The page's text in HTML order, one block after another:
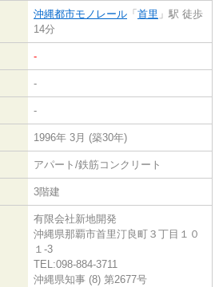
沖縄都市モノレール 「 首里 」駅 徒歩
14分
-
-
-
1996年 3月 (築30年)
アパート/鉄筋コンクリート
3階建
有限会社新地開発
沖縄県那覇市首里汀良町３丁目１０
１-3
TEL:098-884-3711
沖縄県知事 (8) 第2677号